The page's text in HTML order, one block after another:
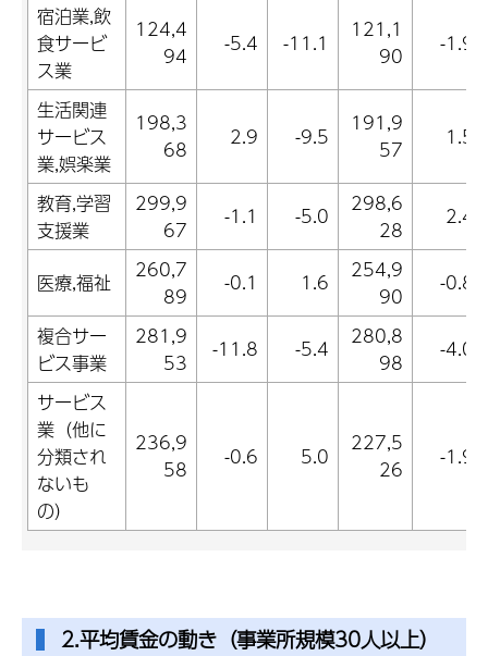
宿泊業,飲
食サービ
ス業
124,4
94
-5.4 -11.1
121,1
90
-1.9
生活関連
サービス
業,娯楽業
198,3
68
2.9 -9.5
191,9
57
1.5
教育,学習
支援業
299,9
67
-1.1 -5.0
298,6
28
2.4
医療,福祉
260,7
89
-0.1 1.6
254,9
90
-0.8
複合サー
ビス事業
281,9
53
-11.8 -5.4
280,8
98
-4.0
サービス
業（他に
分類され
ないも
の）
236,9
58
-0.6 5.0
227,5
26
-1.9
2.平均賃金の動き（事業所規模30人以上）